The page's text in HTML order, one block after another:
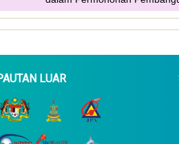
LUAR